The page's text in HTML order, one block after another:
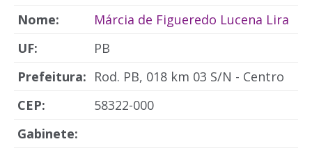
Nome:
Márcia de Figueredo Lucena Lira
UF:
PB
Prefeitura: Rod. PB, 018 km 03 S/N - Centro
CEP:
58322-000
Gabinete: